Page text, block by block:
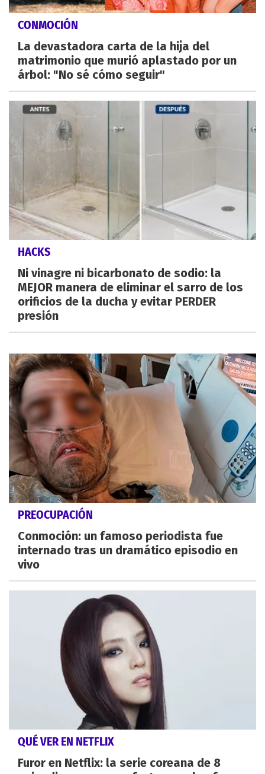
CONMOCIÓN
La devastadora carta de la hija del
matrimonio que murió aplastado por un
árbol: "No sé cómo seguir"
HACKS
Ni vinagre ni bicarbonato de sodio: la
MEJOR manera de eliminar el sarro de los
orificios de la ducha y evitar PERDER
presión
PREOCUPACIÓN
Conmoción: un famoso periodista fue
internado tras un dramático episodio en
vivo
QUÉ VER EN NETFLIX
Furor en Netflix: la serie coreana de 8